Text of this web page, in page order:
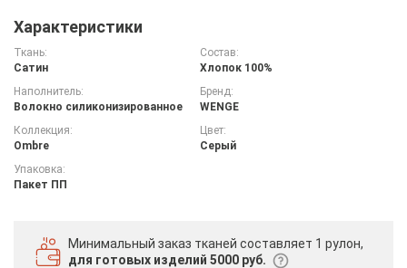
Характеристики
Ткань:
Сатин
Состав:
Хлопок 100%
Наполнитель:
Волокно силиконизированное
Бренд:
WENGE
Коллекция:
Ombre
Цвет:
Серый
Упаковка:
Пакет ПП
Минимальный заказ тканей составляет 1 рулон,
для готовых изделий 5000 руб.